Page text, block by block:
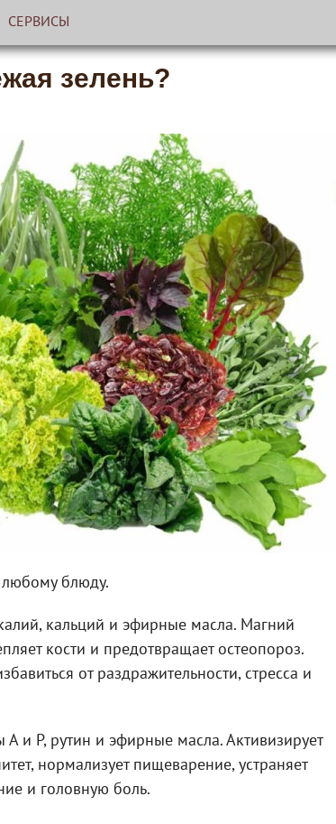
СЕРВИСЫ
зелень?
любому блюду.
кальций и эфирные масла. Магний
кости и предотвращает остеопороз.
от раздражительности, стресса и
А и Р, рутин и эфирные масла. Активизирует
нормализует пищеварение, устраняет
и головную боль.